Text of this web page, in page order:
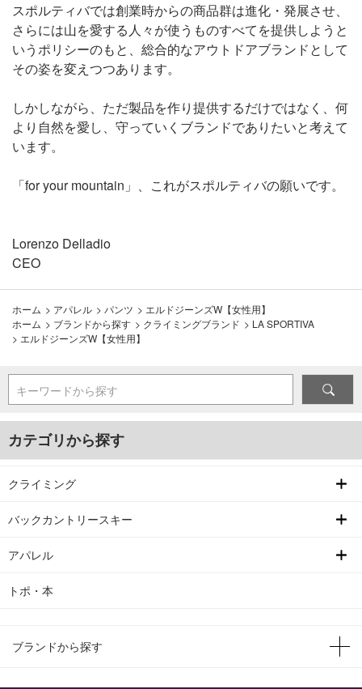
スポルティバでは創業時からの商品群は進化・発展させ、
さらには山を愛する人々が使うものすべてを提供しようと
いうポリシーのもと、総合的なアウトドアブランドとして
その姿を変えつつあります。
しかしながら、ただ製品を作り提供するだけではなく、何
より自然を愛し、守っていくブランドでありたいと考えて
います。
「for your mountain」、これがスポルティバの願いです。
Lorenzo Delladio
CEO
ホーム > アパレル > パンツ > エルドジーンズW【女性用】
ホーム > ブランドから探す > クライミングブランド > LA SPORTIVA
> エルドジーンズW【女性用】
キーワードから探す
カテゴリから探す
クライミング
バックカントリースキー
アパレル
トポ・本
ブランドから探す